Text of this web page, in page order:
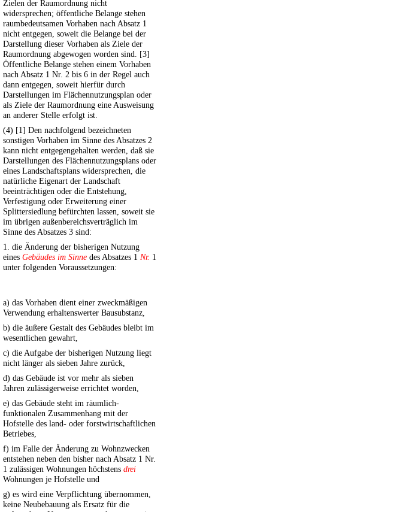
Zielen der Raumordnung nicht
widersprechen; öffentliche Belange stehen
raumbedeutsamen Vorhaben nach Absatz 1
nicht entgegen, soweit die Belange bei der
Darstellung dieser Vorhaben als Ziele der
Raumordnung abgewogen worden sind. [3]
Öffentliche Belange stehen einem Vorhaben
nach Absatz 1 Nr. 2 bis 6 in der Regel auch
dann entgegen, soweit hierfür durch
Darstellungen im Flächennutzungsplan oder
als Ziele der Raumordnung eine Ausweisung
an anderer Stelle erfolgt ist.
(4) [1] Den nachfolgend bezeichneten
sonstigen Vorhaben im Sinne des Absatzes 2
kann nicht entgegengehalten werden, daß sie
Darstellungen des Flächennutzungsplans oder
eines Landschaftsplans widersprechen, die
natürliche Eigenart der Landschaft
beeinträchtigen oder die Entstehung,
Verfestigung oder Erweiterung einer
Splittersiedlung befürchten lassen, soweit sie
im übrigen außenbereichsverträglich im
Sinne des Absatzes 3 sind:
1. die Änderung der bisherigen Nutzung
eines Gebäudes im Sinne des Absatzes 1 Nr. 1
unter folgenden Voraussetzungen:
a) das Vorhaben dient einer zweckmäßigen
Verwendung erhaltenswerter Bausubstanz,
b) die äußere Gestalt des Gebäudes bleibt im
wesentlichen gewahrt,
c) die Aufgabe der bisherigen Nutzung liegt
nicht länger als sieben Jahre zurück,
d) das Gebäude ist vor mehr als sieben
Jahren zulässigerweise errichtet worden,
e) das Gebäude steht im räumlich-
funktionalen Zusammenhang mit der
Hofstelle des land- oder forstwirtschaftlichen
Betriebes,
f) im Falle der Änderung zu Wohnzwecken
entstehen neben den bisher nach Absatz 1 Nr.
1 zulässigen Wohnungen höchstens drei
Wohnungen je Hofstelle und
g) es wird eine Verpflichtung übernommen,
keine Neubebauung als Ersatz für die